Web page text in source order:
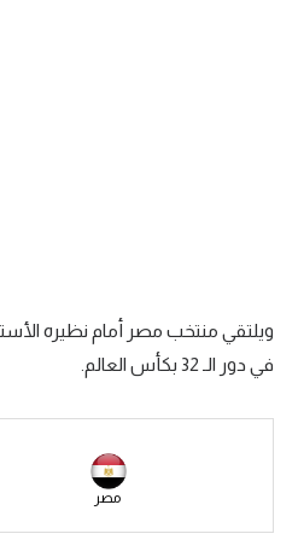
سعودي في الجول
الدوري الإنجليزي
في دور الـ 32 بكأس العالم.
مصر